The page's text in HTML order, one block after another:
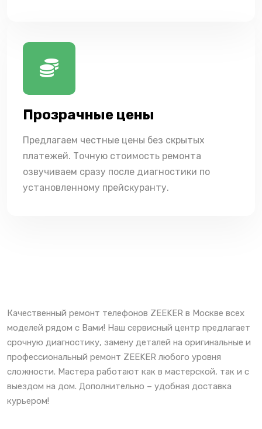
Прозрачные цены
Предлагаем честные цены без скрытых
платежей. Точную стоимость ремонта
озвучиваем сразу после диагностики по
установленному прейскуранту.
Качественный ремонт телефонов ZEEKER в Москве всех
моделей рядом с Вами! Наш сервисный центр предлагает
срочную диагностику, замену деталей на оригинальные и
профессиональный ремонт ZEEKER любого уровня
сложности. Мастера работают как в мастерской, так и с
выездом на дом. Дополнительно – удобная доставка
курьером!